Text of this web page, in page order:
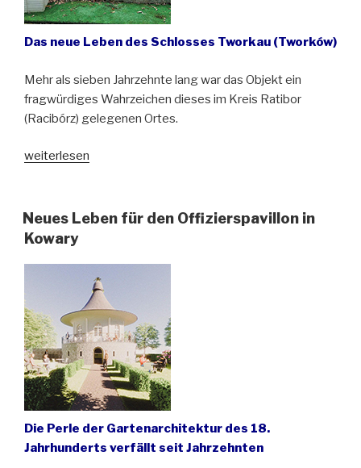
Das neue Leben des Schlosses Tworkau (Tworków)
Mehr als sieben Jahrzehnte lang war das Objekt ein
fragwürdiges Wahrzeichen dieses im Kreis Ratibor
(Racibórz) gelegenen Ortes.
„Eine
Ruinen
Oberschlesiens“
weiterlesen
Neues Leben für den Offizierspavillon in
Kowary
Die Perle der Gartenarchitektur des 18.
Jahrhunderts verfällt seit Jahrzehnten